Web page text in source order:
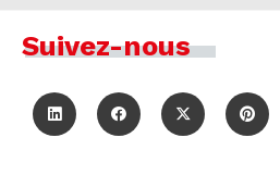
Suivez-nous